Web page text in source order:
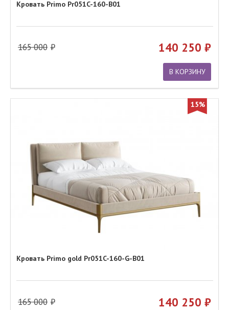
Кровать Primo Pr051C-160-B01
165 000 140 250
В КОРЗИНУ
15%
Кровать Primo gold Pr051C-160-G-B01
165 000 140 250